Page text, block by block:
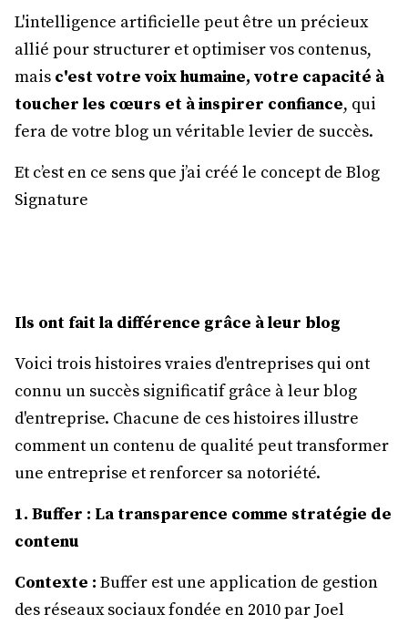
L'intelligence artificielle peut être un précieux
allié pour structurer et optimiser vos contenus,
mais c'est votre voix humaine, votre capacité à
toucher les cœurs et à inspirer confiance, qui
fera de votre blog un véritable levier de succès.
Et c’est en ce sens que j’ai créé le concept de Blog
Signature
Ils ont fait la différence grâce à leur blog
Voici trois histoires vraies d'entreprises qui ont
connu un succès significatif grâce à leur blog
d'entreprise. Chacune de ces histoires illustre
comment un contenu de qualité peut transformer
une entreprise et renforcer sa notoriété.
1. Buffer : La transparence comme stratégie de
contenu
Contexte : Buffer est une application de gestion
des réseaux sociaux fondée en 2010 par Joel